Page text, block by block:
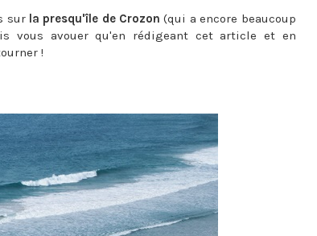
sur la presqu'île de Crozon (qui a encore beaucoup
vous avouer qu'en rédigeant cet article et en
!